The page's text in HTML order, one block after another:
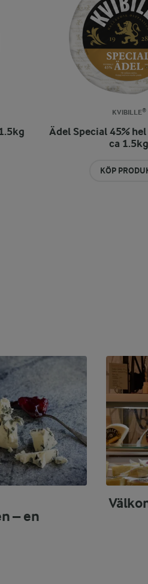
KVIBILLE®
Ädel Special 45%
ca 1.5kg
KÖP
– en